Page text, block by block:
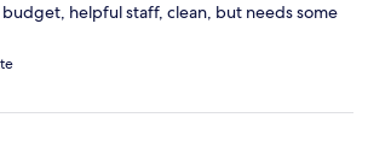
helpful staff, clean, but needs some